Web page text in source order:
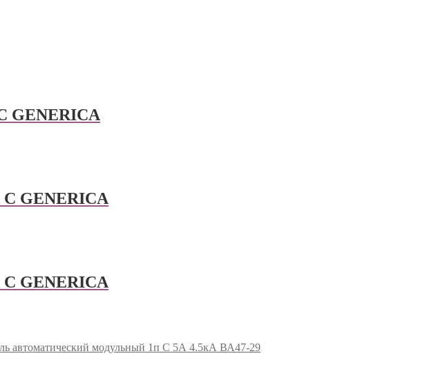
GENERICА
С GENERICА
С GENERICА
автоматический модульный 1п C 5А 4.5кА ВА47-29